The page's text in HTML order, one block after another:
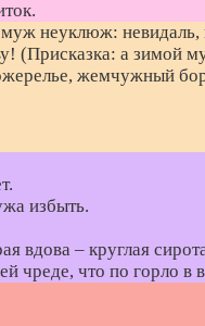
неуклюж: невидаль,
а зимой
жемчужный
избыть.
вдова – круглая
чреде, что по горло в